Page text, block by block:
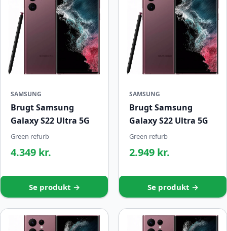
SAMSUNG
Brugt Samsung
Galaxy S22 Ultra 5G
Green refurb
4.349 kr.
Se produkt →
SAMSUNG
Brugt Samsung
Galaxy S22 Ultra 5G
Green refurb
2.949 kr.
Se produkt →